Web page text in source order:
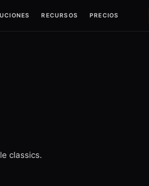
RECURSOS PRECIOS
classics.